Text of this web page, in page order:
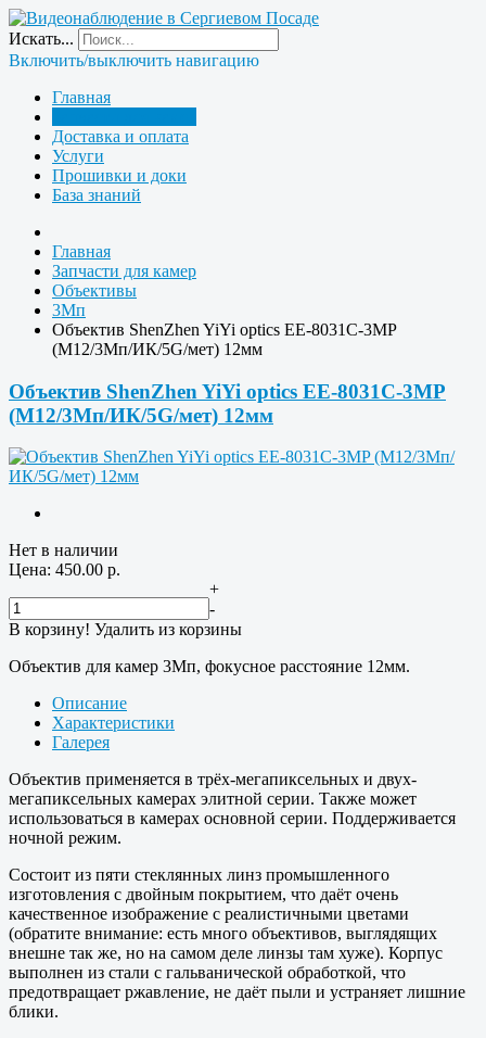
Искать...
Включить/выключить навигацию
Главная
Доставка и оплата
Услуги
Прошивки и доки
База знаний
Главная
Запчасти для камер
Объективы
3Мп
Объектив ShenZhen YiYi optics EE-8031C-3MP
(M12/3Мп/ИК/5G/мет) 12мм
Объектив ShenZhen YiYi optics EE-8031C-3MP
(M12/3Мп/ИК/5G/мет) 12мм
Нет в наличии
Цена: 450.00 р.
+
-
В корзину! Удалить из корзины
Объектив для камер 3Мп, фокусное расстояние 12мм.
Описание
Характеристики
Галерея
Объектив применяется в трёх-мегапиксельных и двух-
мегапиксельных камерах элитной серии. Также может
использоваться в камерах основной серии. Поддерживается
ночной режим.
Состоит из пяти стеклянных линз промышленного
изготовления с двойным покрытием, что даёт очень
качественное изображение с реалистичными цветами
(обратите внимание: есть много объективов, выглядящих
внешне так же, но на самом деле линзы там хуже). Корпус
выполнен из стали с гальванической обработкой, что
предотвращает ржавление, не даёт пыли и устраняет лишние
блики.